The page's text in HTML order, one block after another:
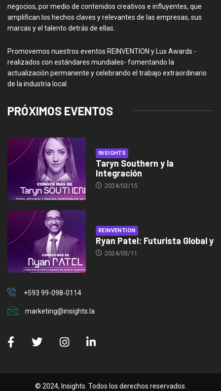
negocios, por medio de contenidos creativos e influyentes, que
amplifican los hechos claves y relevantes de las empresas, sus
marcas y el talento detrás de ellas.
Promovemos nuestros eventos REINVENTION y Lux Awards -
realizados con estándares mundiales- fomentando la
actualización permanente y celebrando el trabajo extraordinario
de la industria local.
PRÓXIMOS EVENTOS
INSIGHTS
Taryn Southern y la
Integración
2024/03/15
REINVENTION
Ryan Patel: Futurista Global y
2024/03/11
+593 99-098-0114
marketing@insights.la
© 2024, Insights. Todos los derechos reservados.